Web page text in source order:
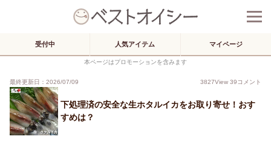
受付中 人気アイテム マイページ
本ページはプロモーションを含みます
最終更新日：2026/07/09 3827View 39コメント
下処理済の安全な生ホタルイカをお取り寄せ！おす
すめは？